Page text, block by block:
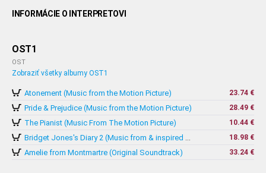
INFORMÁCIE O INTERPRETOVI
OST1
OST
Zobraziť všetky albumy OST1
Atonement (Music from the Motion Picture) 23.74 €
Pride & Prejudice (Music from the Motion Picture) 28.49 €
The Pianist (Music From The Motion Picture)
10.44 €
Bridget Jones's Diary 2 (Music from & inspired by The Motion Picture)
18.98 €
Amelie from Montmartre (Original Soundtrack) 33.24 €